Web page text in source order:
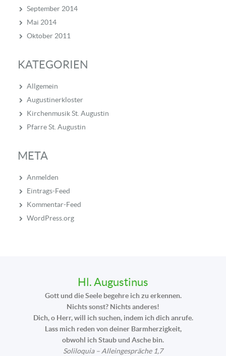
September 2014
Mai 2014
Oktober 2011
KATEGORIEN
Allgemein
Augustinerkloster
Kirchenmusik St. Augustin
Pfarre St. Augustin
META
Anmelden
Eintrags-Feed
Kommentar-Feed
WordPress.org
Hl. Augustinus
Gott und die Seele begehre ich zu erkennen.
Nichts sonst? Nichts anderes!
Dich, o Herr, will ich suchen, indem ich dich anrufe.
Lass mich reden von deiner Barmherzigkeit,
obwohl ich Staub und Asche bin.
Soliloquia – Alleingespräche 1,7